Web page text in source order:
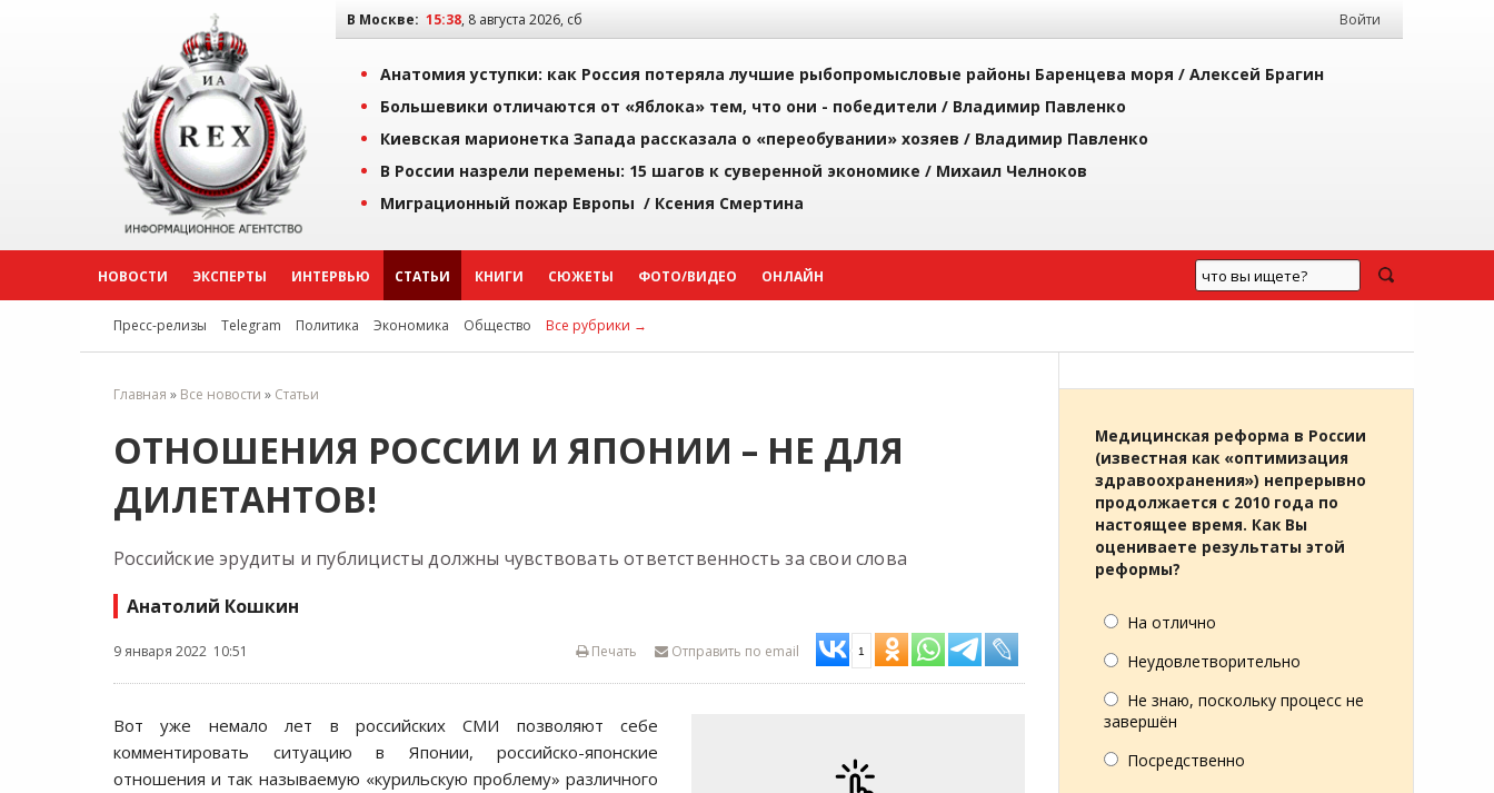
В Москве: 15:38, 8 августа 2026, сб Войти
Анатомия уступки: как Россия потеряла лучшие рыбопромысловые районы Баренцева моря / Алексей Брагин
Большевики отличаются от «Яблока» тем, что они - победители / Владимир Павленко
Киевская марионетка Запада рассказала о «переобувании» хозяев / Владимир Павленко
В России назрели перемены: 15 шагов к суверенной экономике / Михаил Челноков
Миграционный пожар Европы / Ксения Смертина
НОВОСТИ ЭКСПЕРТЫ ИНТЕРВЬЮ СТАТЬИ КНИГИ СЮЖЕТЫ ФОТО/ВИДЕО ОНЛАЙН
Пресс-релизы Telegram Политика Экономика Общество Все рубрики →
Главная » Все новости » Статьи
ОТНОШЕНИЯ РОССИИ И ЯПОНИИ – НЕ ДЛЯ
ДИЛЕТАНТОВ!
Российские эрудиты и публицисты должны чувствовать ответственность за свои слова
Анатолий Кошкин
9 января 2022 10:51 Отправить по email 1
Печать
Вот уже немало лет в российских СМИ позволяют себе
комментировать ситуацию в Японии, российско-японские
отношения и так называемую «курильскую проблему» различного
Медицинская реформа в России
(известная как «оптимизация
здравоохранения») непрерывно
продолжается с 2010 года по
настоящее время. Как Вы
оцениваете результаты этой
реформы?
На отлично
Неудовлетворительно
Не знаю, поскольку процесс не
завершён
Посредственно